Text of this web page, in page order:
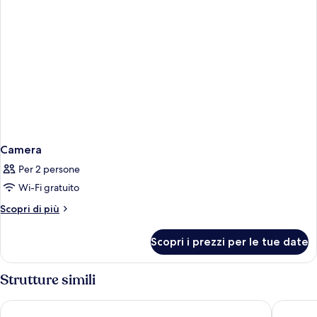
Camera
Per 2 persone
Wi-Fi gratuito
Scopri di più
Altri
Scopri i prezzi per le tue date
Strutture simili
Caesar Park Hotel Taipei Caesar